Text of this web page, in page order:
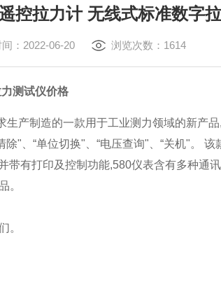
控拉力计 无线式标准数字
间：2022-06-20 浏览次数：1614
测试仪价格
生产制造的一款用于工业测力领域的新产品,
"、“单位切换"、“电压查询"、“关机"。 该
带有打印及控制功能,580仪表含有多种通
。
。